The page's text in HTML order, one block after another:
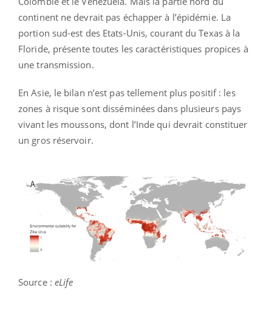
continent ne devrait pas échapper à l’épidémie. La
portion sud-est des Etats-Unis, courant du Texas à la
Floride, présente toutes les caractéristiques propices à
une transmission.
En Asie, le bilan n’est pas tellement plus positif : les
zones à risque sont disséminées dans plusieurs pays
vivant les moussons, dont l’Inde qui devrait constituer
un gros réservoir.
Source : eLife